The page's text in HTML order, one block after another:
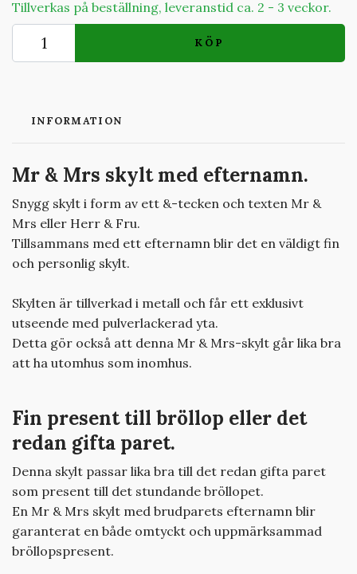
Tillverkas på beställning, leveranstid ca. 2 - 3 veckor.
KÖP
INFORMATION
Mr & Mrs skylt med efternamn.
Snygg skylt i form av ett &-tecken och texten Mr &
Mrs eller Herr & Fru.
Tillsammans med ett efternamn blir det en väldigt fin
och personlig skylt.
Skylten är tillverkad i metall och får ett exklusivt
utseende med pulverlackerad yta.
Detta gör också att denna Mr & Mrs-skylt går lika bra
att ha utomhus som inomhus.
Fin present till bröllop eller det
redan gifta paret.
Denna skylt passar lika bra till det redan gifta paret
som present till det stundande bröllopet.
En Mr & Mrs skylt med brudparets efternamn blir
garanterat en både omtyckt och uppmärksammad
bröllopspresent.